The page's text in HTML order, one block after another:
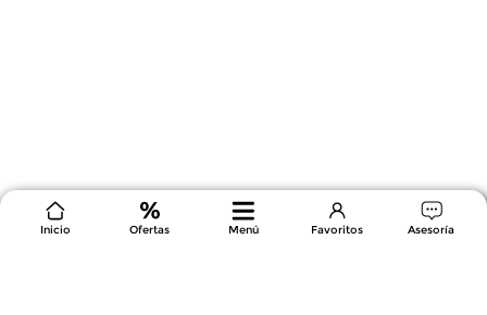
Inicio Ofertas Menú Favoritos Asesoría